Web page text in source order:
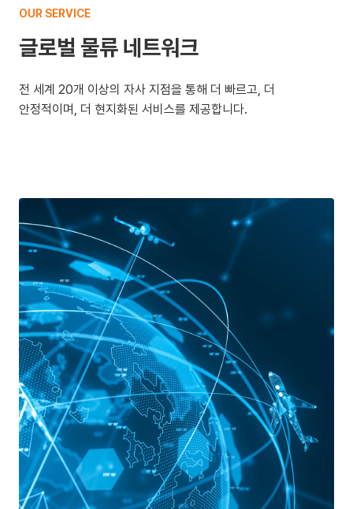
OUR SERVICE
글로벌 물류 네트워크
전 세계 20개 이상의 자사 지점을 통해 더 빠르고, 더
안정적이며, 더 현지화된 서비스를 제공합니다.